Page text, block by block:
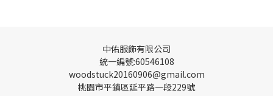
中佑服飾有限公司
統一編號:60546108
woodstuck20160906@gmail.com
桃園市平鎮區延平路一段229號